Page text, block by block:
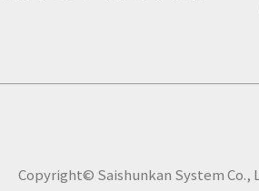
Copyright© Saishunkan System Co.,